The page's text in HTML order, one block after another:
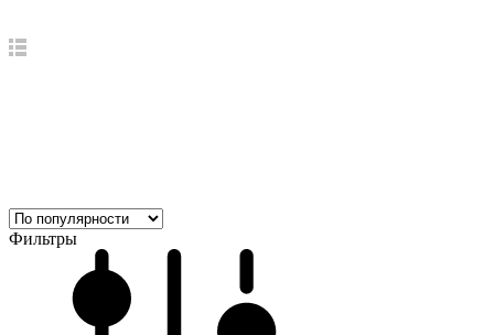
Фильтры